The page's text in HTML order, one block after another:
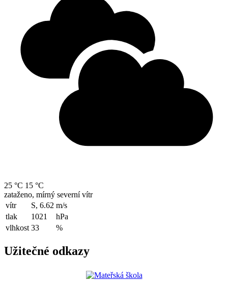
25 °C 15 °C
zataženo, mírný severní vítr
vítr
S, 6.62 m/s
tlak
1021
hPa
vlhkost 33 %
Užitečné odkazy